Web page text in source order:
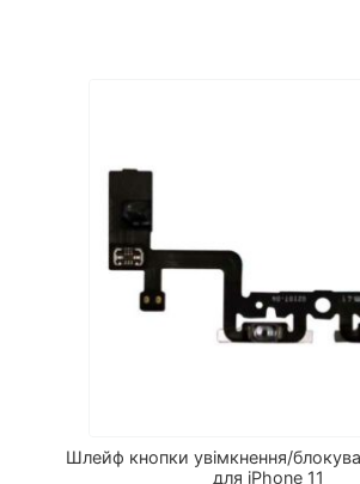
Шлейф кнопки увімкнення/
для iPhone 11